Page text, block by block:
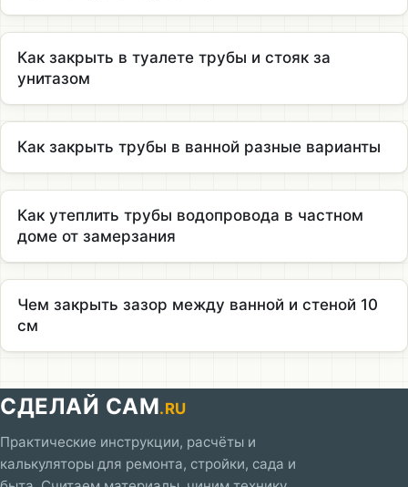
Как закрыть в туалете трубы и стояк за
унитазом
Как закрыть трубы в ванной разные варианты
Как утеплить трубы водопровода в частном
доме от замерзания
Чем закрыть зазор между ванной и стеной 10
см
СДЕЛАЙ САМ.RU
Практические инструкции, расчёты и
калькуляторы для ремонта, стройки, сада и